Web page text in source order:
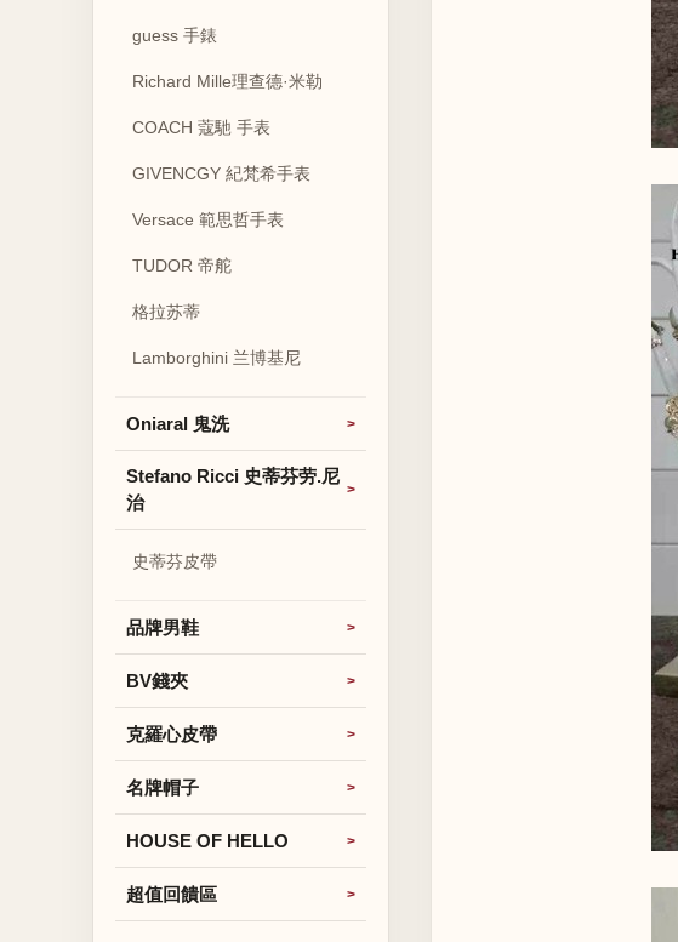
guess 手錶
Richard Mille理查德·米勒
COACH 蔻馳 手表
GIVENCGY 紀梵希手表
Versace 範思哲手表
TUDOR 帝舵
格拉苏蒂
Lamborghini 兰博基尼
Oniaral 鬼洗
Stefano Ricci 史蒂芬劳.尼
治
史蒂芬皮帶
品牌男鞋
BV錢夾
克羅心皮帶
名牌帽子
HOUSE OF HELLO
超值回饋區